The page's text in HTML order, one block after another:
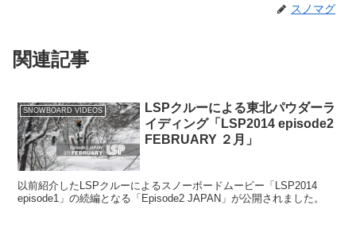
スノマグ
関連記事
SNOWBOARD VIDEOS
LSPクルーによる東北パウダーラ
イディング「LSP2014 episode2
FEBRUARY ２月」
以前紹介したLSPクルーによるスノーボードムービー「LSP2014
episode1」の続編となる「Episode2 JAPAN」が公開されました。